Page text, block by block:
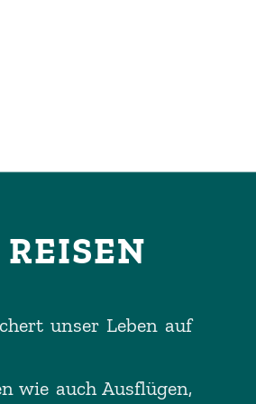
unser Leben auf
wie auch Ausflügen,